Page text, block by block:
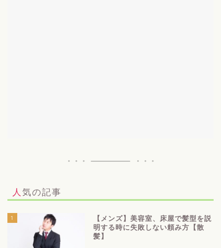
人気の記事
1
【メンズ】美容室、床屋で髪型を説
明する時に失敗しない頼み方【散
髪】